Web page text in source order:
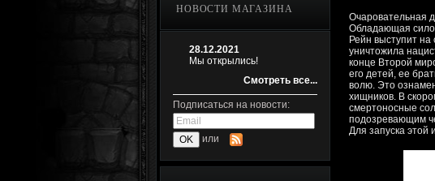
НОВОСТИ МАГАЗИНА
28.12.2021
Мы открылись!
Смотреть все...
Подписаться на новости:
или
Очаровательная
Обладающая
Рейн выступит
уничтожила
конце Второй
его детей, ее
волю. Это
хищников. В
смертоносные
подозревающим
Для запуска этой